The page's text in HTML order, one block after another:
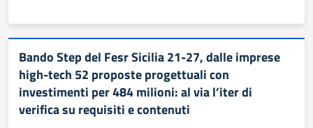
Bando Step del Fesr Sicilia 21-27, dalle imprese
high-tech 52 proposte progettuali con
investimenti per 484 milioni: al via l’iter di
verifica su requisiti e contenuti